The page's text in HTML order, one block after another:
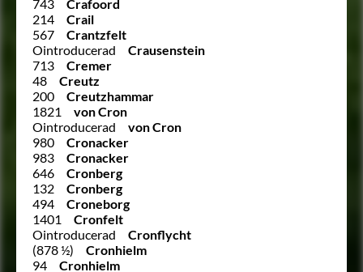
743
Crafoord
214
Crail
567
Crantzfelt
Ointroducerad
Crausenstein
713
Cremer
48
Creutz
200
Creutzhammar
1821
von Cron
Ointroducerad
von Cron
980
Cronacker
983
Cronacker
646
Cronberg
132
Cronberg
494
Croneborg
1401
Cronfelt
Ointroducerad
Cronflycht
(878 ½)
Cronhielm
94
Cronhielm